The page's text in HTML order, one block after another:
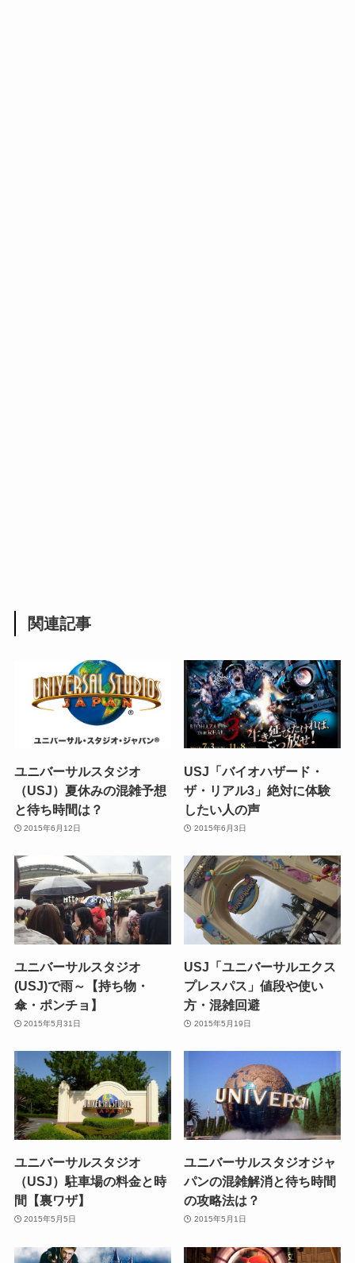
関連記事
ユニバーサルスタジオ
（USJ）夏休みの混雑予想
と待ち時間は？
2015年6月12日
USJ「バイオハザード・
ザ・リアル3」絶対に体験
したい人の声
2015年6月3日
ユニバーサルスタジオ
(USJ)で雨～【持ち物・
傘・ポンチョ】
2015年5月31日
USJ「ユニバーサルエクス
プレスパス」値段や使い
方・混雑回避
2015年5月19日
ユニバーサルスタジオ
（USJ）駐車場の料金と時
間【裏ワザ】
2015年5月5日
ユニバーサルスタジオジャ
パンの混雑解消と待ち時間
の攻略法は？
2015年5月1日